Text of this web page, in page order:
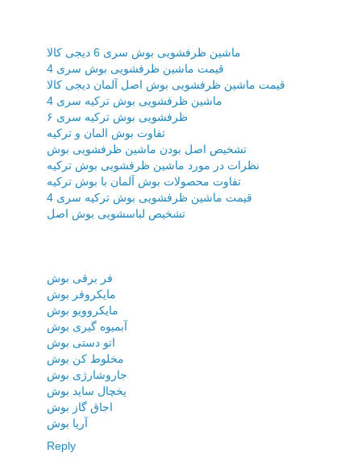
ماشین ظرفشویی بوش سری 6 دیجی کالا
قیمت ماشین ظرفشویی بوش سری 4
قیمت ماشین ظرفشویی بوش اصل آلمان دیجی کالا
ماشین ظرفشویی بوش ترکیه سری 4
ظرفشویی بوش ترکیه سری ۶
تفاوت بوش المان و ترکیه
تشخیص اصل بودن ماشین ظرفشویی بوش
نظرات در مورد ماشین ظرفشویی بوش ترکیه
تفاوت محصولات بوش آلمان با بوش ترکیه
قیمت ماشین ظرفشویی بوش ترکیه سری 4
تشخیص لباسشویی بوش اصل
فر برقی بوش
مایکروفر بوش
مایکروویو بوش
آبمیوه گیری بوش
اتو دستی بوش
مخلوط کن بوش
جاروشارژی بوش
یخچال ساید بوش
اجاق گاز بوش
آریا بوش
Reply